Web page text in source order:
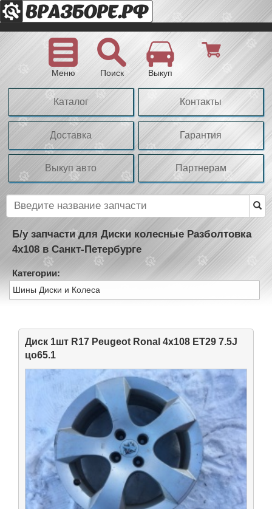
Меню Поиск Выкуп
Каталог Контакты
Доставка Гарантия
Выкуп авто Партнерам
Б/у запчасти для Диски колесные Разболтовка
4x108 в Санкт-Петербурге
Категории:
Шины Диски и Колеса
Диск 1шт R17 Peugeot Ronal 4x108 ET29 7.5J
цо65.1